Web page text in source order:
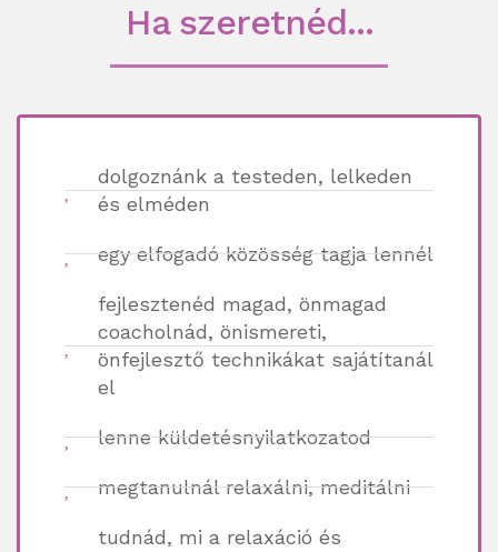
Ha szeretnéd...
dolgoznánk a testeden, lelkeden
és elméden
egy elfogadó közösség tagja lennél
fejlesztenéd magad, önmagad
coacholnád, önismereti,
önfejlesztő technikákat sajátítanál
el
lenne küldetésnyilatkozatod
megtanulnál relaxálni, meditálni
tudnád, mi a relaxáció és